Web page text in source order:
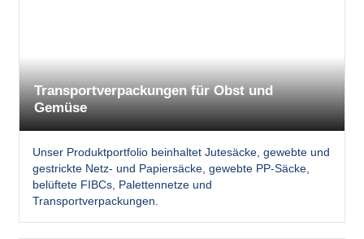
Transportverpackungen für Obst und
Gemüse
Unser Produktportfolio beinhaltet Jutesäcke, gewebte und
gestrickte Netz- und Papiersäcke, gewebte PP-Säcke,
belüftete FIBCs, Palettennetze und
Transportverpackungen.